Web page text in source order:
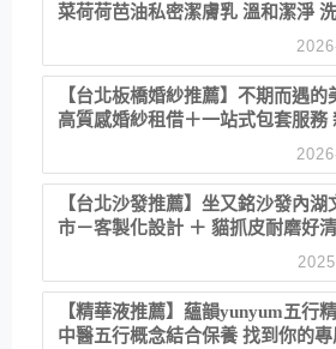
菜荷荷芭油私密潔膚乳 溫和潔淨
【台北板橋婚紗推薦】不期而遇的
高質感婚紗租借＋一站式包套服務
【台北沙發推薦】坐又銘沙發內湖
市－客製化設計 ＋ 貓抓皮耐磨好清
直營直銷、價格透明 高CP值打
【精華液推薦】蘊韻yunyum五行
中醫五行概念結合保養 找到你的